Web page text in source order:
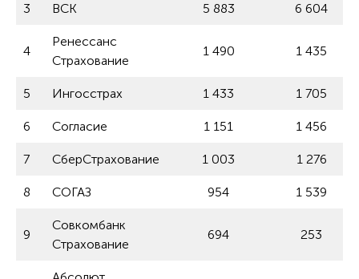
3 ВСК 5 883 6 604
4
Ренессанс
Страхование
1 490 1 435
5 Ингосстрах 1 433 1 705
6 Согласие 1 151 1 456
7 СберСтрахование 1 003 1 276
8 СОГАЗ 954 1 539
9
Совкомбанк
Страхование
694 253